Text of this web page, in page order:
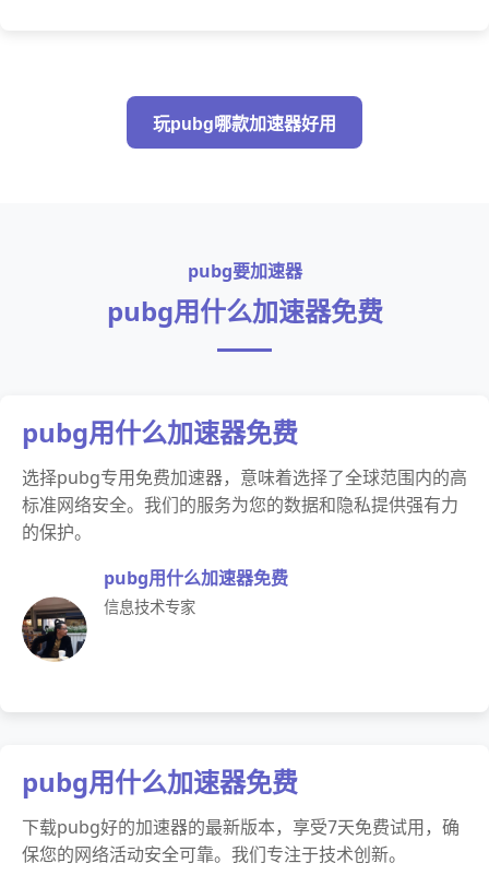
玩pubg哪款加速器好用
pubg要加速器
pubg用什么加速器免费
pubg用什么加速器免费
选择pubg专用免费加速器，意味着选择了全球范围内的高
标准网络安全。我们的服务为您的数据和隐私提供强有力
的保护。
pubg用什么加速器免费
信息技术专家
pubg用什么加速器免费
下载pubg好的加速器的最新版本，享受7天免费试用，确
保您的网络活动安全可靠。我们专注于技术创新。